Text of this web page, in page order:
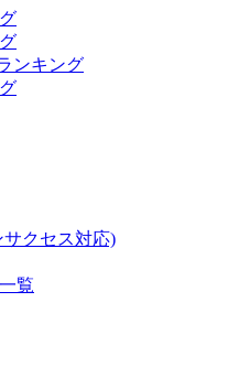
ンキング
クセス対応)
覧